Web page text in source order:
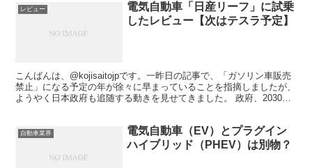
レビュー
電気自動車「日産リーフ」に試乗
したレビュー【次はテスラ予定】
こんばんは、@kojisaitojpです。一昨日の記事で、「ガソリン車販売
禁止」になる予定の年が徐々に早まっていることを指摘しましたが、
ようやく日本政府も追随する動きを見せてきました。 政府、2030年
自動車業界
電気自動車（EV）とプラグイン
ハイブリッド（PHEV）は別物？